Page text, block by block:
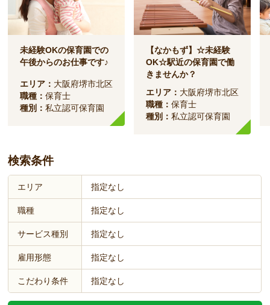
未経験OKの保育園での
午後からのお仕事です♪
エリア： 大阪府堺市北区
職種：保育士
種別：私立認可保育園
【なかもず】☆未経験
OK☆駅近の保育園で働
きませんか？
エリア： 大阪府堺市北区
職種：保育士
種別：私立認可保育園
検索条件
エリア 指定なし
職種 指定なし
サービス種別 指定なし
雇用形態 指定なし
こだわり条件 指定なし